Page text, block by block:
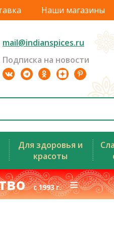
Наши магазины
mail@indianspices.ru
Подписка на новости
Для здоровья и
красоты
с 1993 г.≡